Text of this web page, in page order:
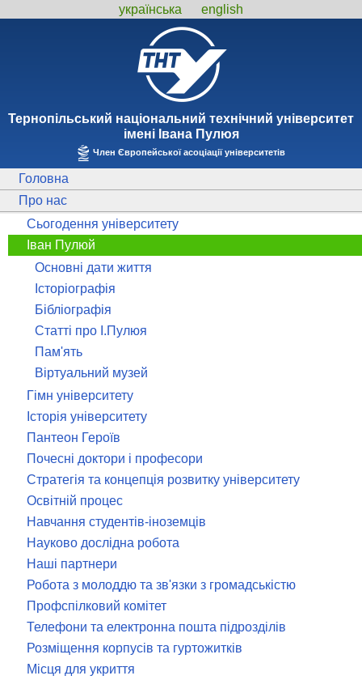
українська english
Тернопiльський національний технiчний унiверситет
iменi Iвана Пулюя
Член Європейської асоціації університетів
Головна
Про нас
Сьогодення університету
Іван Пулюй
Основні дати життя
Історіографія
Бібліографія
Статті про І.Пулюя
Пам'ять
Віртуальний музей
Гімн університету
Історія університету
Пантеон Героїв
Почесні доктори і професори
Стратегія та концепція розвитку університету
Освітній процес
Навчання студентів-іноземців
Науково дослідна робота
Наші партнери
Робота з молоддю та зв'язки з громадськістю
Профспілковий комітет
Телефони та електронна пошта підрозділів
Розміщення корпусів та гуртожитків
Місця для укриття